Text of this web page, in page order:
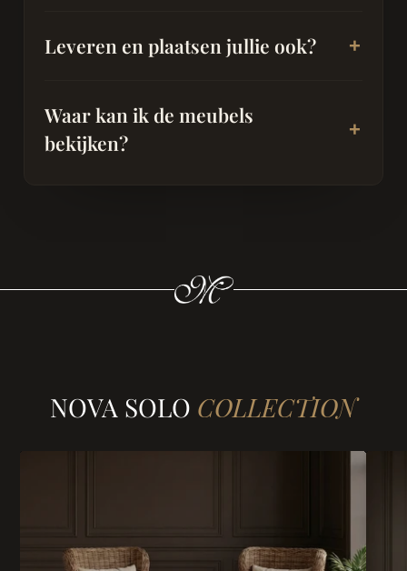
Leveren en plaatsen jullie ook?
Waar kan ik de meubels
bekijken?
NOVA SOLO COLLECTION